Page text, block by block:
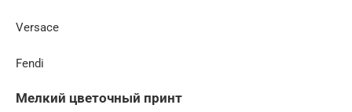
Versace
Fendi
Мелкий цветочный принт